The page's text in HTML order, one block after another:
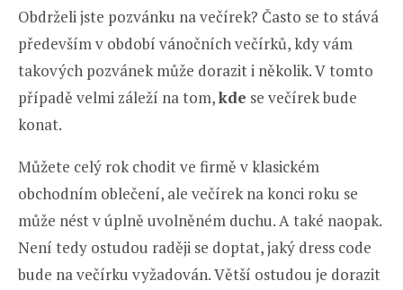
Obdrželi jste pozvánku na večírek? Často se to stává
především v období vánočních večírků, kdy vám
takových pozvánek může dorazit i několik. V tomto
případě velmi záleží na tom,kde se večírek bude
konat.
Můžete celý rok chodit ve firmě v klasickém
obchodním oblečení, ale večírek na konci roku se
může nést v úplně uvolněném duchu. A také naopak.
Není tedy ostudou raději se doptat, jaký dress code
bude na večírku vyžadován. Větší ostudou je dorazit